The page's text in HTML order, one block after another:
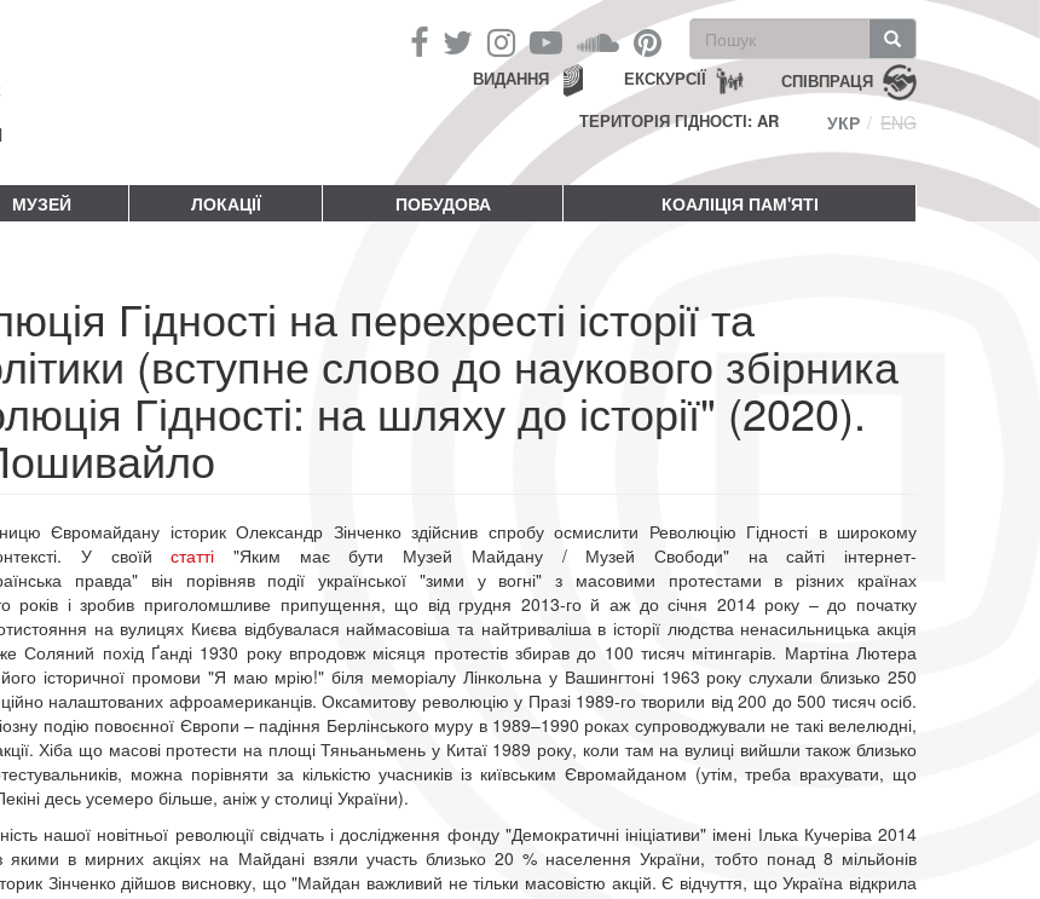
Пошукова
форма
Пошук СПІВПРАЦЯ
ЕКСКУРСІЇ
ВИДАННЯ
ТЕРИТОРІЯ ГІДНОСТІ: AR
УКР ENG
МУЗЕЙ ЛОКАЦІЇ ПОБУДОВА КОАЛІЦІЯ ПАМ'ЯТІ
Гідності на перехресті історії та
(вступне слово до наукового збірника
Гідності: на шляху до історії" (2020).
Євромайдану історик Олександр Зінченко здійснив спробу осмислити Революцію Гідності в широкому
У своїйстатті "Яким має бути Музей Майдану / Музей Свободи" на сайті інтернет-
правда" він порівняв події української "зими у вогні" з масовими протестами в різних країнах
років і зробив приголомшливе припущення, що від грудня 2013-го й аж до січня 2014 року – до початку
на вулицях Києва відбувалася наймасовіша та найтриваліша в історії людства ненасильницька акція
Соляний похід Ґанді 1930 року впродовж місяця протестів збирав до 100 тисяч мітингарів. Мартіна Лютера
його історичної промови "Я маю мрію!" біля меморіалу Лінкольна у Вашингтоні 1963 року слухали близько 250
налаштованих афроамериканців. Оксамитову революцію у Празі 1989-го творили від 200 до 500 тисяч осіб.
подію повоєнної Європи – падіння Берлінського муру в 1989–1990 роках супроводжували не такі велелюдні,
Хіба що масові протести на площі Тяньаньмень у Китаї 1989 року, коли там на вулиці вийшли також близько
можна порівняти за кількістю учасників із київським Євромайданом (утім, треба врахувати, що
десь усемеро більше, аніж у столиці України).
нашої новітньої революції свідчать і дослідження фонду "Демократичні ініціативи" імені Ілька Кучеріва 2014
якими в мирних акціях на Майдані взяли участь близько 20 % населення України, тобто понад 8 мільйонів
Зінченко дійшов висновку, що "Майдан важливий не тільки масовістю акцій. Є відчуття, що Україна відкрила